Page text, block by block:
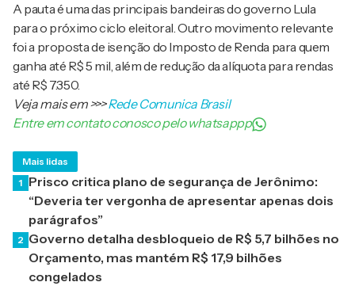
A pauta é uma das principais bandeiras do governo Lula
para o próximo ciclo eleitoral. Outro movimento relevante
foi a proposta de isenção do Imposto de Renda para quem
ganha até R$ 5 mil, além de redução da alíquota para rendas
até R$ 7.350.
Veja mais em>>>Rede Comunica Brasil
Entre em contato conosco pelo whatsappp
Mais lidas
1 Prisco critica plano de segurança de Jerônimo:
“Deveria ter vergonha de apresentar apenas dois
parágrafos”
2 Governo detalha desbloqueio de R$ 5,7 bilhões no
Orçamento, mas mantém R$ 17,9 bilhões
congelados